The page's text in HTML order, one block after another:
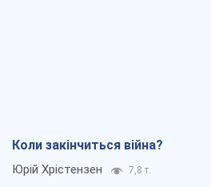
Коли закінчиться війна?
Юрій Хрістензен 7,8 т.